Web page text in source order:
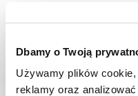
Dbamy o Twoją
Używamy plików
reklamy oraz
SPOSOBY PŁATNOŚCI
OPINIE (0)